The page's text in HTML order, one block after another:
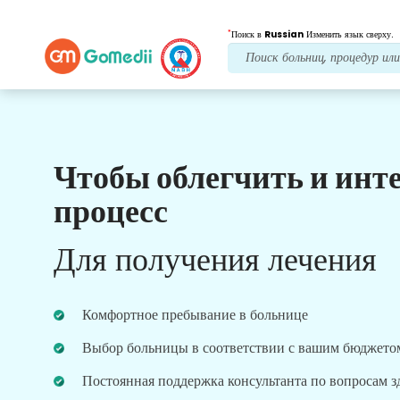
*Поиск в Russian Изменить язык сверху.
Чтобы облегчить и
процесс
Для получения лечения
Комфортное пребывание в больнице
Выбор больницы в соответствии с вашим
Постоянная поддержка консультанта по вопросам
Наши преимущества
Многоязычное
приложение
Поддерживать
GoMedii, которое поможет вам лучше и точнее
контролировать и отслеживать процесс лечения.